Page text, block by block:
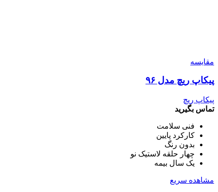
مقایسه
پیکاپ ریچ مدل ۹۶
پیکاپ ریچ
تماس بگیرید
فنی سلامت
کارکرد پایین
بدون رنگ
چهار حلقه لاستیک نو
یک سال بیمه
مشاهده سریع